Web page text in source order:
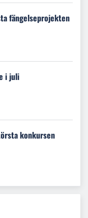
fängelseprojekten
i juli
konkursen